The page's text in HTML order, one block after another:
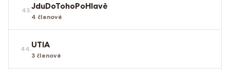
43.JduDoTohoPoHlavě
4 členové
44.UTIA
3 členové